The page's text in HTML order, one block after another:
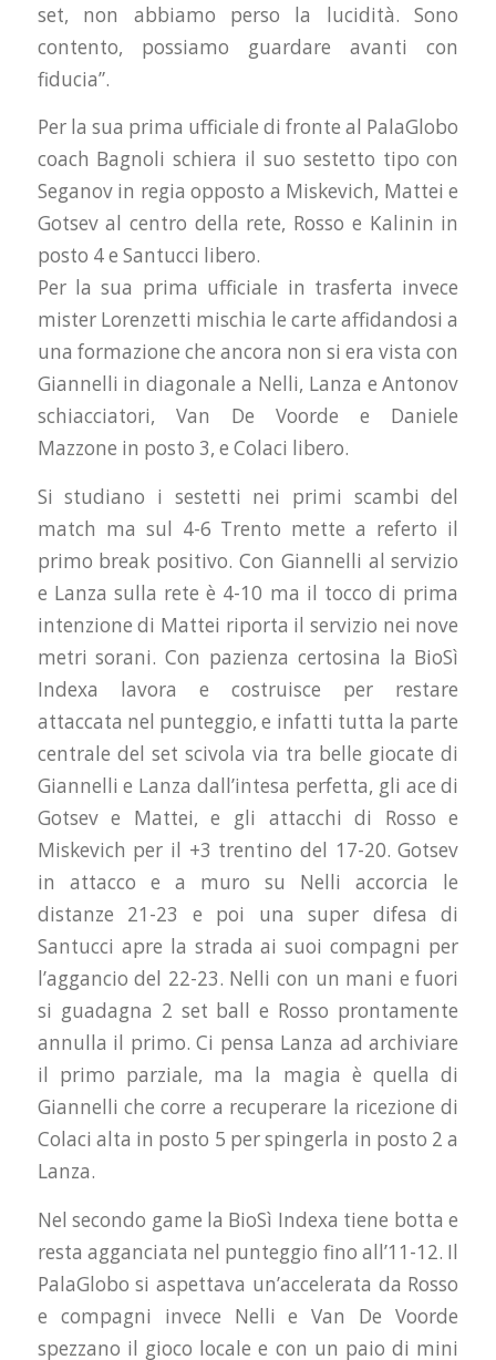
set, non abbiamo perso la lucidità. Sono
contento, possiamo guardare avanti con
fiducia”.
Per la sua prima ufficiale di fronte al PalaGlobo
coach Bagnoli schiera il suo sestetto tipo con
Seganov in regia opposto a Miskevich, Mattei e
Gotsev al centro della rete, Rosso e Kalinin in
posto 4 e Santucci libero.
Per la sua prima ufficiale in trasferta invece
mister Lorenzetti mischia le carte affidandosi a
una formazione che ancora non si era vista con
Giannelli in diagonale a Nelli, Lanza e Antonov
schiacciatori, Van De Voorde e Daniele
Mazzone in posto 3, e Colaci libero.
Si studiano i sestetti nei primi scambi del
match ma sul 4-6 Trento mette a referto il
primo break positivo. Con Giannelli al servizio
e Lanza sulla rete è 4-10 ma il tocco di prima
intenzione di Mattei riporta il servizio nei nove
metri sorani. Con pazienza certosina la BioSì
Indexa lavora e costruisce per restare
attaccata nel punteggio, e infatti tutta la parte
centrale del set scivola via tra belle giocate di
Giannelli e Lanza dall’intesa perfetta, gli ace di
Gotsev e Mattei, e gli attacchi di Rosso e
Miskevich per il +3 trentino del 17-20. Gotsev
in attacco e a muro su Nelli accorcia le
distanze 21-23 e poi una super difesa di
Santucci apre la strada ai suoi compagni per
l’aggancio del 22-23. Nelli con un mani e fuori
si guadagna 2 set ball e Rosso prontamente
annulla il primo. Ci pensa Lanza ad archiviare
il primo parziale, ma la magia è quella di
Giannelli che corre a recuperare la ricezione di
Colaci alta in posto 5 per spingerla in posto 2 a
Lanza.
Nel secondo game la BioSì Indexa tiene botta e
resta agganciata nel punteggio fino all’11-12. Il
PalaGlobo si aspettava un’accelerata da Rosso
e compagni invece Nelli e Van De Voorde
spezzano il gioco locale e con un paio di mini